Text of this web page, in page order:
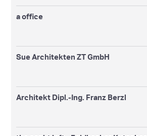
a office
Sue Architekten ZT GmbH
Architekt Dipl.-Ing. Franz Berzl